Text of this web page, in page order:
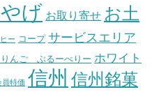
げ お取り寄せ お土
ー コープ サービスエリア
んご ぶるーべりー ホワイト
員特価 信州 信州銘菓